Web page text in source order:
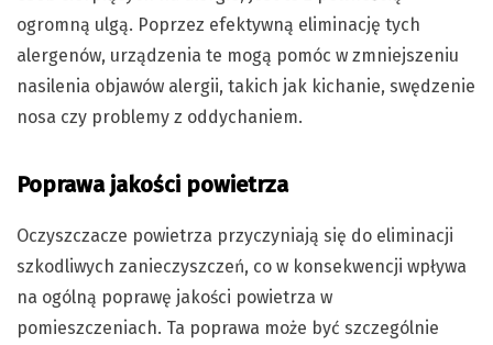
ogromną ulgą. Poprzez efektywną eliminację tych
alergenów, urządzenia te mogą pomóc w zmniejszeniu
nasilenia objawów alergii, takich jak kichanie, swędzenie
nosa czy problemy z oddychaniem.
Poprawa jakości powietrza
Oczyszczacze powietrza przyczyniają się do eliminacji
szkodliwych zanieczyszczeń, co w konsekwencji wpływa
na ogólną poprawę jakości powietrza w
pomieszczeniach. Ta poprawa może być szczególnie